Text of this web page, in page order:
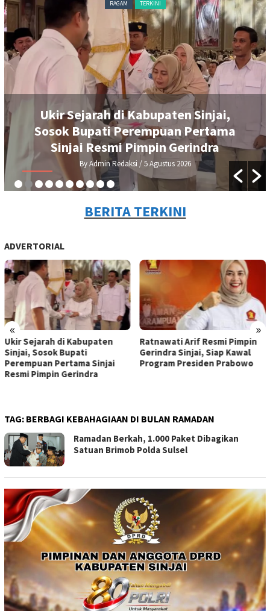
RAGAM
TERKINI
Ukir Sejarah di Kabupaten Sinjai,
Sosok Bupati Perempuan Pertama
Sinjai Resmi Pimpin Gerindra
By Admin Redaksi / 5 Agustus 2026
BERITA TERKINI
ADVERTORIAL
« »
Ukir Sejarah di Kabupaten
Sinjai, Sosok Bupati
Perempuan Pertama Sinjai
Resmi Pimpin Gerindra
Ratnawati Arif Resmi Pimpin
Gerindra Sinjai, Siap Kawal
Program Presiden Prabowo
TAG: BERBAGI KEBAHAGIAAN DI BULAN RAMADAN
Ramadan Berkah, 1.000 Paket Dibagikan
Satuan Brimob Polda Sulsel